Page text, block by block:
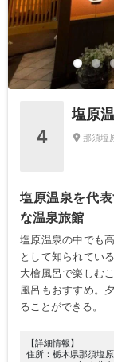
4
塩原
那須塩
塩原温泉を代
な温泉旅館
塩原温泉の中でも
として知られてい
大檜風呂で楽しむ
風呂もおすすめ。
ることができる。
【詳細情報】
住所：栃木県那須塩